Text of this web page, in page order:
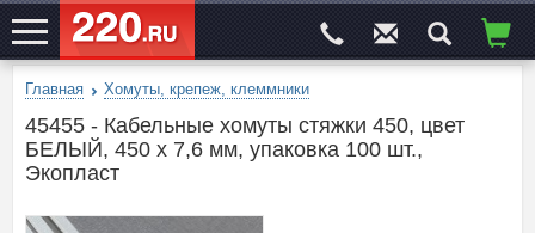
ЭЛЕКТРОСАЙТ№1
Главная Хомуты, крепеж, клеммники
45455 - Кабельные хомуты стяжки 450, цвет
БЕЛЫЙ, 450 x 7,6 мм, упаковка 100 шт.,
Экопласт